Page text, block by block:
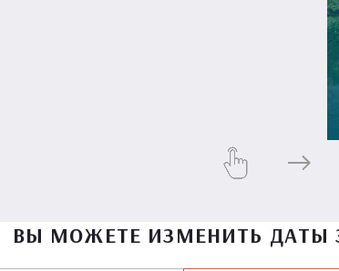
ВЫ МОЖЕТЕ ИЗМЕНИТЬ ДАТЫ